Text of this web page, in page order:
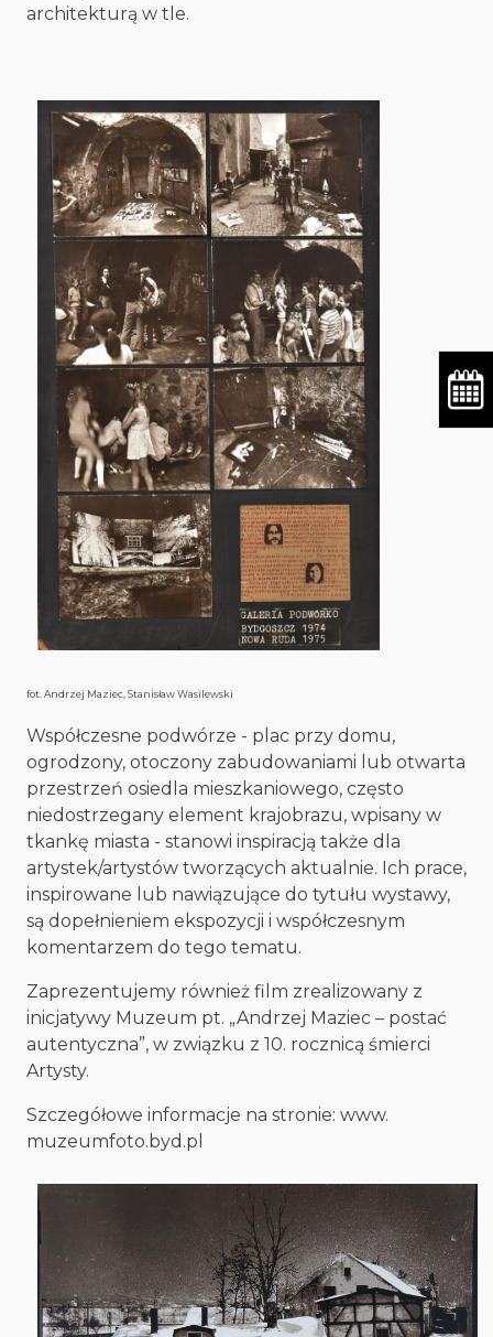
architekturą w tle.
fot. Andrzej Maziec, Stanisław Wasilewski
Współczesne podwórze - plac przy domu,
ogrodzony, otoczony zabudowaniami lub otwarta
przestrzeń osiedla mieszkaniowego, często
niedostrzegany element krajobrazu, wpisany w
tkankę miasta - stanowi inspiracją także dla
artystek/artystów tworzących aktualnie. Ich prace,
inspirowane lub nawiązujące do tytułu wystawy,
są dopełnieniem ekspozycji i współczesnym
komentarzem do tego tematu.
Zaprezentujemy również film zrealizowany z
inicjatywy Muzeum pt. „Andrzej Maziec – postać
autentyczna”, w związku z 10. rocznicą śmierci
Artysty.
Szczegółowe informacje na stronie: www.
muzeumfoto.byd.pl